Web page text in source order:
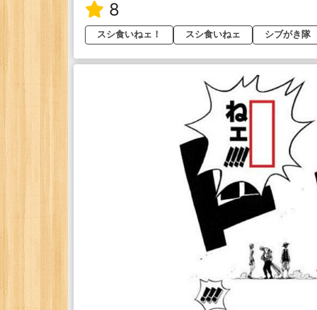
8
スシ食いねェ！ スシ食いねェ シブがき隊